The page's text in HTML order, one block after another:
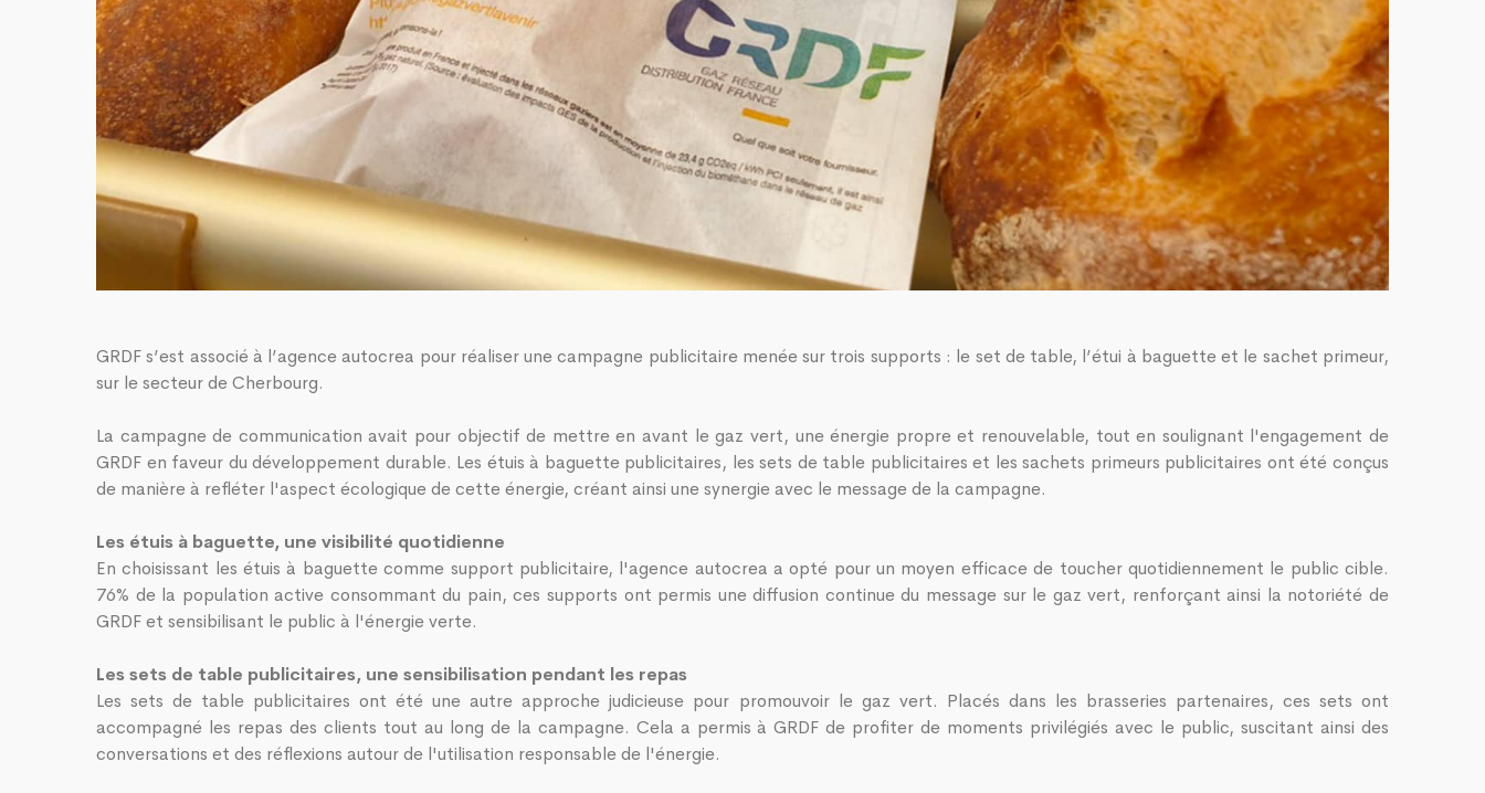
GRDF s’est associé à l’agence autocrea pour réaliser une campagne publicitaire menée sur trois supports : le set de table, l’étui à baguette et le sachet primeur,
sur le secteur de Cherbourg.
La campagne de communication avait pour objectif de mettre en avant le gaz vert, une énergie propre et renouvelable, tout en soulignant l'engagement de
GRDF en faveur du développement durable. Les étuis à baguette publicitaires, les sets de table publicitaires et les sachets primeurs publicitaires ont été conçus
de manière à refléter l'aspect écologique de cette énergie, créant ainsi une synergie avec le message de la campagne.
Les étuis à baguette, une visibilité quotidienne
En choisissant les étuis à baguette comme support publicitaire, l'agence autocrea a opté pour un moyen efficace de toucher quotidiennement le public cible.
76% de la population active consommant du pain, ces supports ont permis une diffusion continue du message sur le gaz vert, renforçant ainsi la notoriété de
GRDF et sensibilisant le public à l'énergie verte.
Les sets de table publicitaires, une sensibilisation pendant les repas
Les sets de table publicitaires ont été une autre approche judicieuse pour promouvoir le gaz vert. Placés dans les brasseries partenaires, ces sets ont
accompagné les repas des clients tout au long de la campagne. Cela a permis à GRDF de profiter de moments privilégiés avec le public, suscitant ainsi des
conversations et des réflexions autour de l'utilisation responsable de l'énergie.